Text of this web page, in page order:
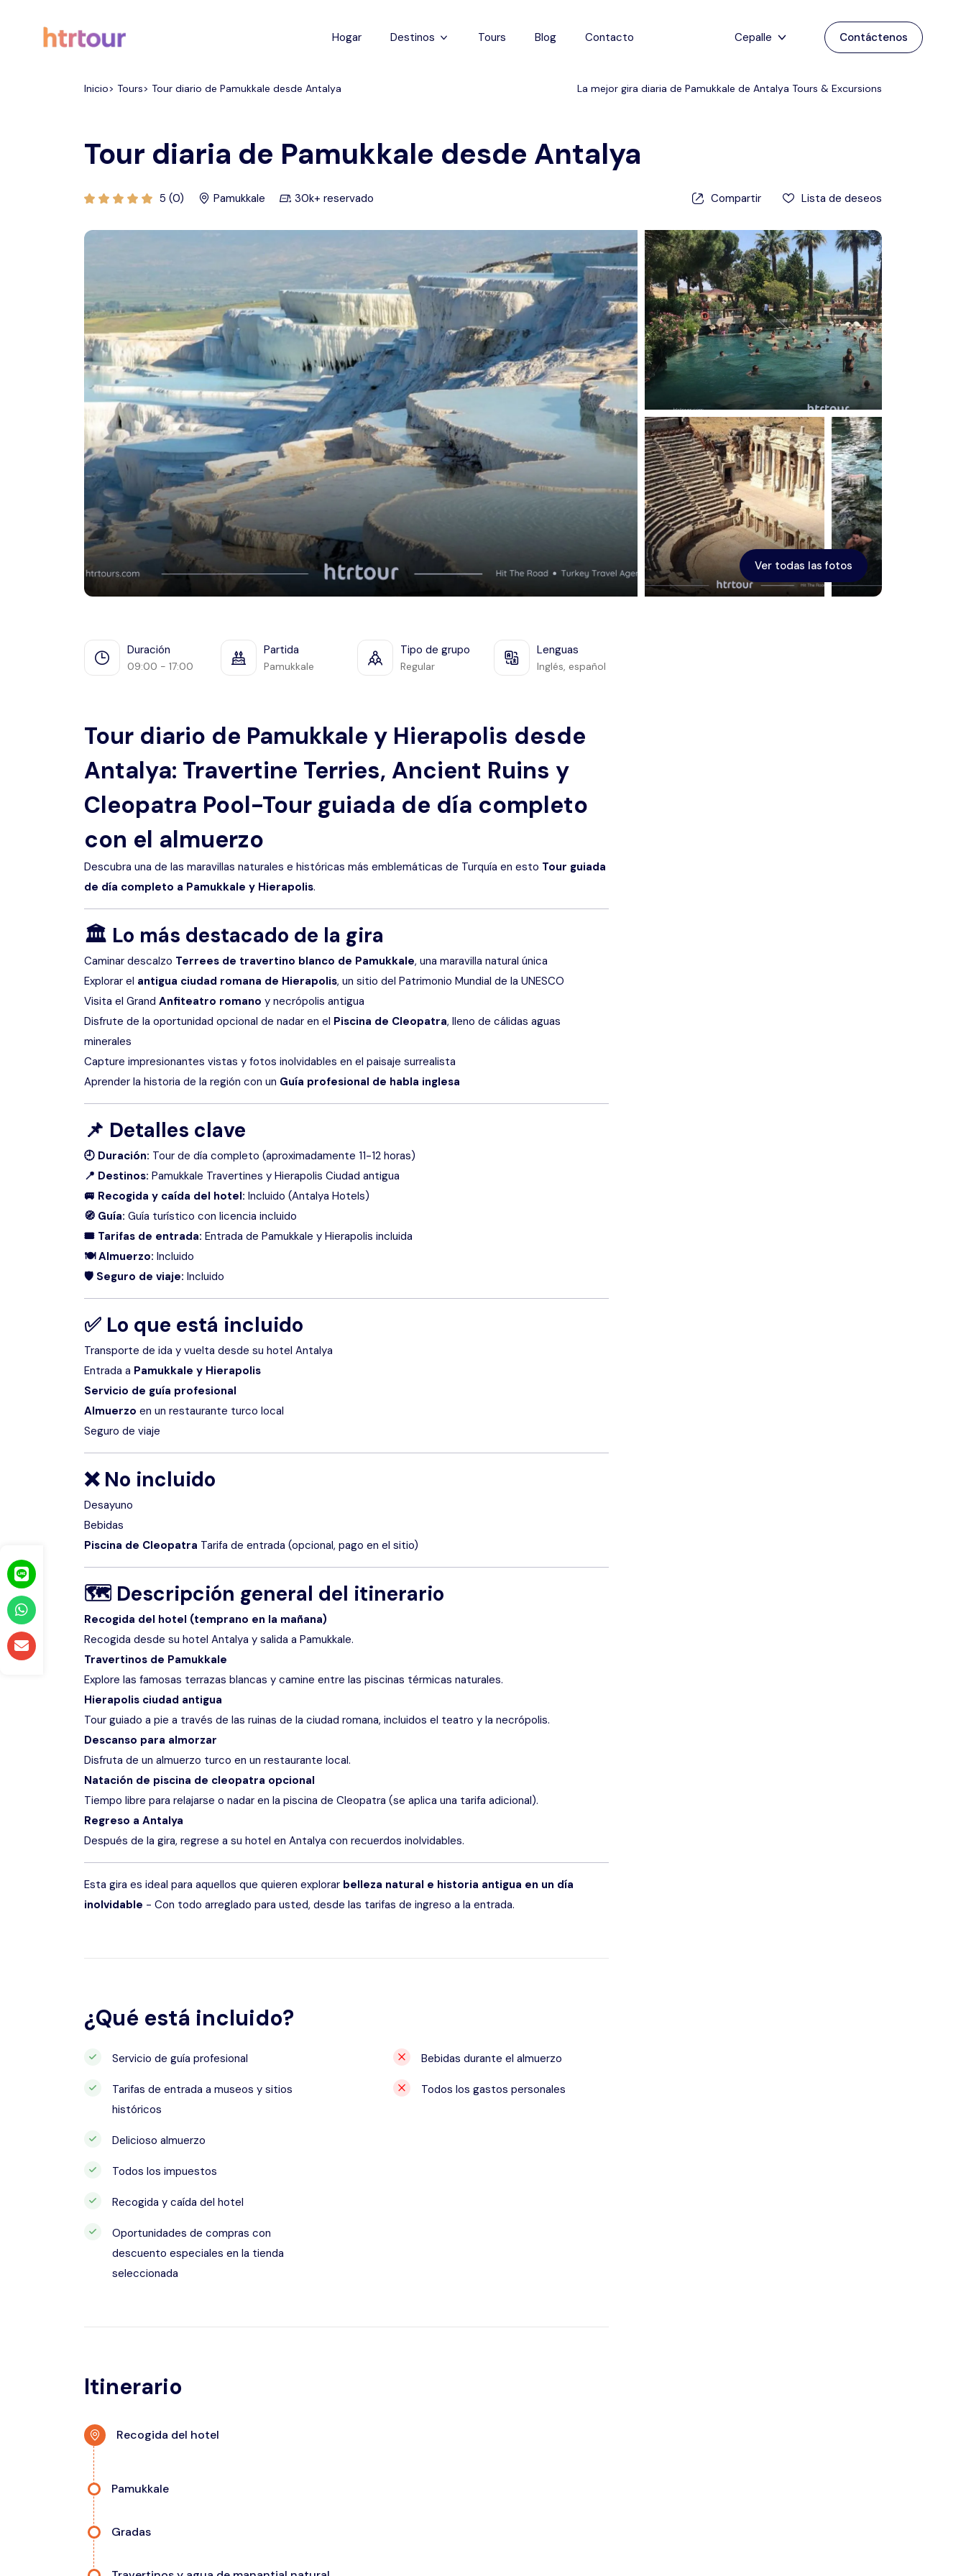
Todos los filtros Hogar Destinos
Antalya
Tours Blog Contacto Cepalle
Inglés
turco
Contáctenos
Hogar
Antalya
Pamukkale
Éfeso
Contacto
Inicio> Tours> Tour diario de Pamukkale desde Antalya La mejor gira diaria de Pamukkale de Antalya Tours & Excursions
Tour diaria de Pamukkale desde Antalya
5 (0) Pamukkale 30k+ reservado Compartir Lista de deseos
Ver todas las fotos
Duración
09:00 - 17:00
Partida
Pamukkale
Tipo de grupo
Regular
Lenguas
Inglés, español
Tour diario de Pamukkale y Hierapolis desde
Antalya: Travertine Terries, Ancient Ruins y
Cleopatra Pool-Tour guiada de día completo
con el almuerzo
Descubra una de las maravillas naturales e históricas más emblemáticas de Turquía en esto Tour guiada
de día completo a Pamukkale y Hierapolis.
🏛️ Lo más destacado de la gira
Caminar descalzo Terrees de travertino blanco de Pamukkale, una maravilla natural única
Explorar el antigua ciudad romana de Hierapolis, un sitio del Patrimonio Mundial de la UNESCO
Visita el Grand Anfiteatro romano y necrópolis antigua
Disfrute de la oportunidad opcional de nadar en el Piscina de Cleopatra, lleno de cálidas aguas
minerales
Capture impresionantes vistas y fotos inolvidables en el paisaje surrealista
Aprender la historia de la región con un Guía profesional de habla inglesa
📌 Detalles clave
🕘 Duración: Tour de día completo (aproximadamente 11-12 horas)
📍 Destinos: Pamukkale Travertines y Hierapolis Ciudad antigua
🚐 Recogida y caída del hotel: Incluido (Antalya Hotels)
🧭 Guía: Guía turístico con licencia incluido
🎟 Tarifas de entrada: Entrada de Pamukkale y Hierapolis incluida
🍽 Almuerzo: Incluido
🛡 Seguro de viaje: Incluido
✅ Lo que está incluido
Transporte de ida y vuelta desde su hotel Antalya
Entrada a Pamukkale y Hierapolis
Servicio de guía profesional
Almuerzo en un restaurante turco local
Seguro de viaje
❌ No incluido
Desayuno
Bebidas
Piscina de Cleopatra Tarifa de entrada (opcional, pago en el sitio)
🗺 Descripción general del itinerario
Recogida del hotel (temprano en la mañana)
Recogida desde su hotel Antalya y salida a Pamukkale.
Travertinos de Pamukkale
Explore las famosas terrazas blancas y camine entre las piscinas térmicas naturales.
Hierapolis ciudad antigua
Tour guiado a pie a través de las ruinas de la ciudad romana, incluidos el teatro y la necrópolis.
Descanso para almorzar
Disfruta de un almuerzo turco en un restaurante local.
Natación de piscina de cleopatra opcional
Tiempo libre para relajarse o nadar en la piscina de Cleopatra (se aplica una tarifa adicional).
Regreso a Antalya
Después de la gira, regrese a su hotel en Antalya con recuerdos inolvidables.
Esta gira es ideal para aquellos que quieren explorar belleza natural e historia antigua en un día
inolvidable - Con todo arreglado para usted, desde las tarifas de ingreso a la entrada.
¿Qué está incluido?
Servicio de guía profesional
Tarifas de entrada a museos y sitios
históricos
Delicioso almuerzo
Todos los impuestos
Recogida y caída del hotel
Oportunidades de compras con
descuento especiales en la tienda
seleccionada
Bebidas durante el almuerzo
Todos los gastos personales
Itinerario
Recogida del hotel
Pamukkale
Gradas